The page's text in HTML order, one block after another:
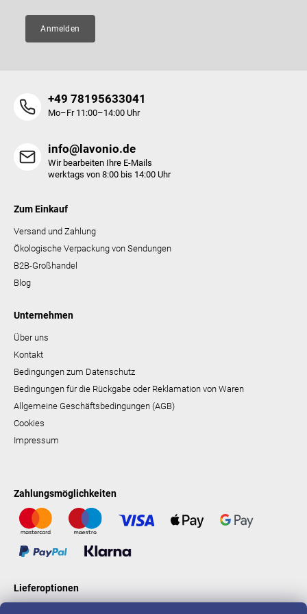
Anmelden
+49 78195633041
Mo–Fr 11:00–14:00 Uhr
info@lavonio.de
Wir bearbeiten Ihre E-Mails
werktags von 8:00 bis 14:00 Uhr
Zum Einkauf
Versand und Zahlung
Ökologische Verpackung von Sendungen
B2B-Großhandel
Blog
Unternehmen
Über uns
Kontakt
Bedingungen zum Datenschutz
Bedingungen für die Rückgabe oder Reklamation von Waren
Allgemeine Geschäftsbedingungen (AGB)
Cookies
Impressum
Zahlungsmöglichkeiten
Lieferoptionen